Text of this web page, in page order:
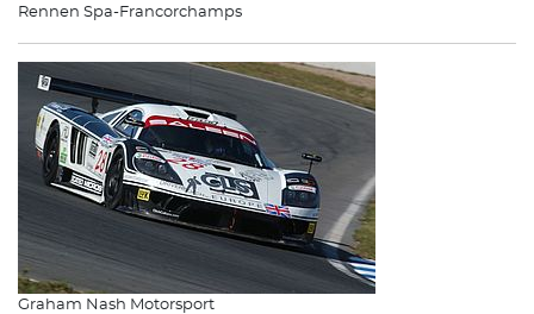
Rennen Spa-Francorchamps
Graham Nash Motorsport